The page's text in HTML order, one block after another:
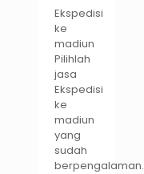
Ekspedisi
ke
madiun
Pilihlah
jasa
Ekspedisi
ke
madiun
yang
sudah
berpengalaman.